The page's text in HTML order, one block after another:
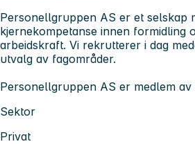
Personellgruppen AS er et selskap
kjernekompetanse innen formidling
arbeidskraft. Vi rekrutterer i dag
utvalg av fagområder.
Personellgruppen AS er medlem
Sektor
Privat